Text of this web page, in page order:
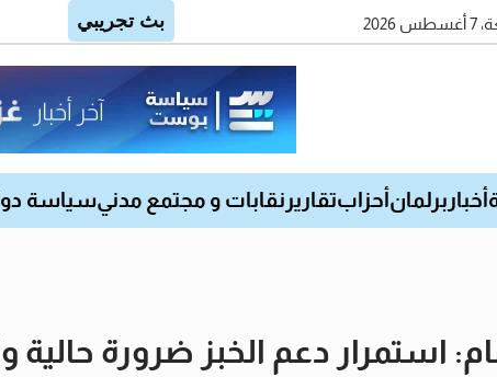
2026
أخبار برلمان أحزابتقارير نقابات و مجتمع مدنيسياسة
استمرار دعم الخبز ضرورة حالية